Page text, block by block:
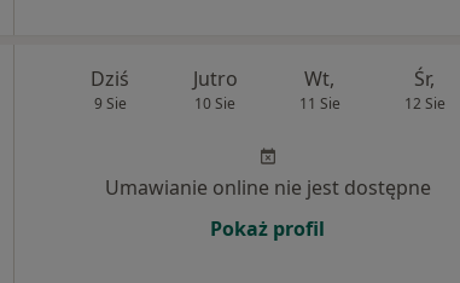
Dziś
9 Sie
Jutro
10 Sie
Wt,
11 Sie
Śr,
12 Sie
Umawianie online nie jest dostępne
Pokaż profil